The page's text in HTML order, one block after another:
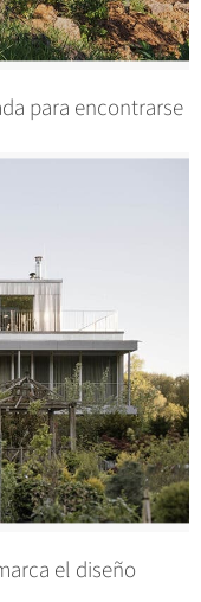
para encontrarse
el diseño